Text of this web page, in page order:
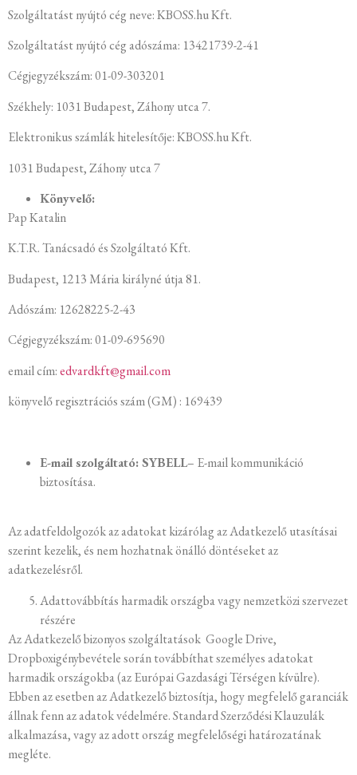
Szolgáltatást nyújtó cég neve: KBOSS.hu Kft.
Szolgáltatást nyújtó cég adószáma: 13421739-2-41
Cégjegyzékszám: 01-09-303201
Székhely: 1031 Budapest, Záhony utca 7.
Elektronikus számlák hitelesítője: KBOSS.hu Kft.
1031 Budapest, Záhony utca 7
Könyvelő:
Pap Katalin
K.T.R. Tanácsadó és Szolgáltató Kft.
Budapest, 1213 Mária királyné útja 81.
Adószám: 12628225-2-43
Cégjegyzékszám: 01-09-695690
email cím:edvardkft@gmail.com
könyvelő regisztrációs szám (GM) : 169439
E-mail szolgáltató: SYBELL– E-mail kommunikáció
biztosítása.
Az adatfeldolgozók az adatokat kizárólag az Adatkezelő utasításai
szerint kezelik, és nem hozhatnak önálló döntéseket az
adatkezelésről.
Adattovábbítás harmadik országba vagy nemzetközi szervezet
részére
Az Adatkezelő bizonyos szolgáltatások Google Drive,
Dropboxigénybevétele során továbbíthat személyes adatokat
harmadik országokba (az Európai Gazdasági Térségen kívülre).
Ebben az esetben az Adatkezelő biztosítja, hogy megfelelő garanciák
állnak fenn az adatok védelmére. Standard Szerződési Klauzulák
alkalmazása, vagy az adott ország megfelelőségi határozatának
megléte.